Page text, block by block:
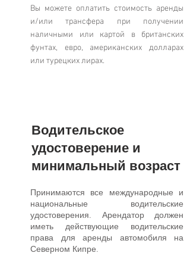
Вы можете оплатить стоимость аренды
и/или трансфера при получении
наличными или картой в британских
фунтах, евро, американских долларах
или турецких лирах.
Водительское
удостоверение и
минимальный возраст
Принимаются все международные и
национальные водительские
удостоверения. Арендатор должен
иметь действующие водительские
права для аренды автомобиля на
Северном Кипре.